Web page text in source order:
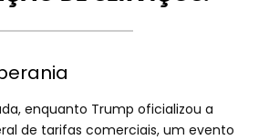
enquanto Trump oficializou a
de tarifas comerciais, um evento